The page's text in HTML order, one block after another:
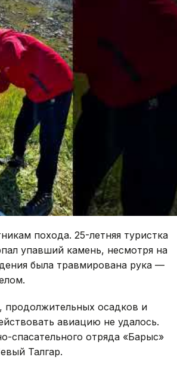
похода. 25-летняя туристка
упавший камень, несмотря на
была травмирована рука —
продолжительных осадков и
авиацию не удалось.
спасательного отряда «Барыс»
Талгар.